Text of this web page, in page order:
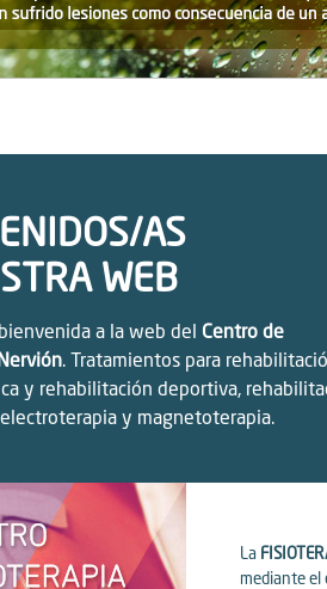
AS
WEB
a la web del Centro de
. Tratamientos para
y rehabilitación deportiva,
y magnetoterapia.
La
mediante el